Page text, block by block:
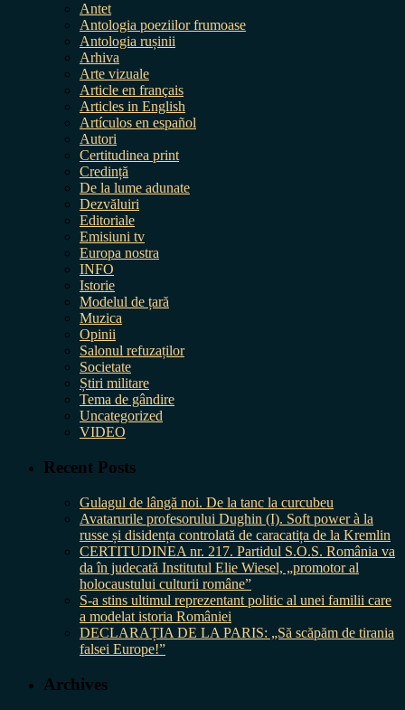
Antet
Antologia poeziilor frumoase
Antologia rușinii
Arhiva
Arte vizuale
Article en français
Articles in English
Artículos en español
Autori
Certitudinea print
Credință
De la lume adunate
Dezvăluiri
Editoriale
Emisiuni tv
Europa nostra
INFO
Istorie
Modelul de țară
Muzica
Opinii
Salonul refuzaților
Societate
Știri militare
Tema de gândire
Uncategorized
VIDEO
Recent Posts
Gulagul de lângă noi. De la tanc la curcubeu
Avatarurile profesorului Dughin (I). Soft power à la
russe și disidența controlată de caracatița de la Kremlin
CERTITUDINEA nr. 217. Partidul S.O.S. România va
da în judecată Institutul Elie Wiesel, „promotor al
holocaustului culturii române”
S-a stins ultimul reprezentant politic al unei familii care
a modelat istoria României
DECLARAȚIA DE LA PARIS: „Să scăpăm de tirania
falsei Europe!”
Archives